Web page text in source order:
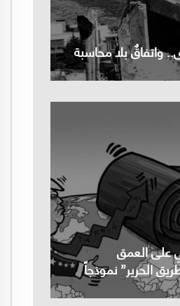
واتفاقٌ بلا محاسبة
على العمق
الحرير” نموذجاً